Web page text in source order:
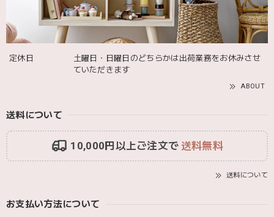
Adnil LAND アドニルランド | PULL ALONG PUPPY からだをくねくねさせながらついてくる プル アロング パピー プルトイ 木のおもちゃ
2025/12/02
定休日
土曜日・日曜日のどちらかは出荷業務をお休みさせ
ていただきます
ABOUT
送料について
10,000円以上ご注文で 送料無料
送料について
お支払い方法について